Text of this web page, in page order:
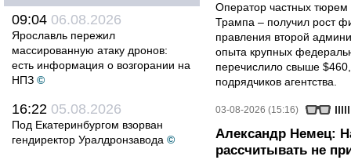
09:04 06.08.2026
Ярославль пережил
массированную атаку дронов:
есть информация о возгорании на
НПЗ ©
16:22 05.08.2026
Под Екатеринбургом взорван
гендиректор Уралдронзавода ©
Оператор частных тюрем
Трампа – получил рост
правления второй
опыта крупных
перечислило свыше
подрядчиков агентства.
03-08-2026 (15:16)
Александр Немец:
рассчитывать не